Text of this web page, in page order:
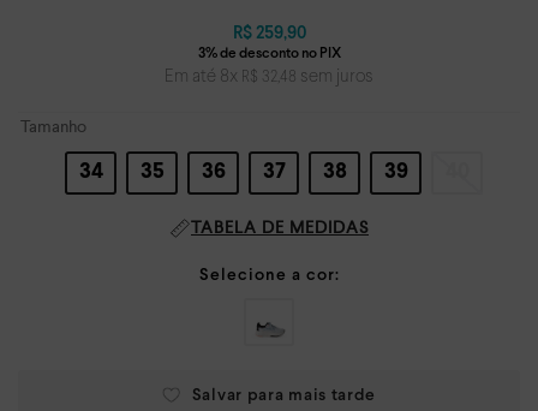
R$ 259,90
Em até 8x R$ 32,48 sem juros
Tamanho
34 35 36 37 38 39
TABELA DE MEDIDAS